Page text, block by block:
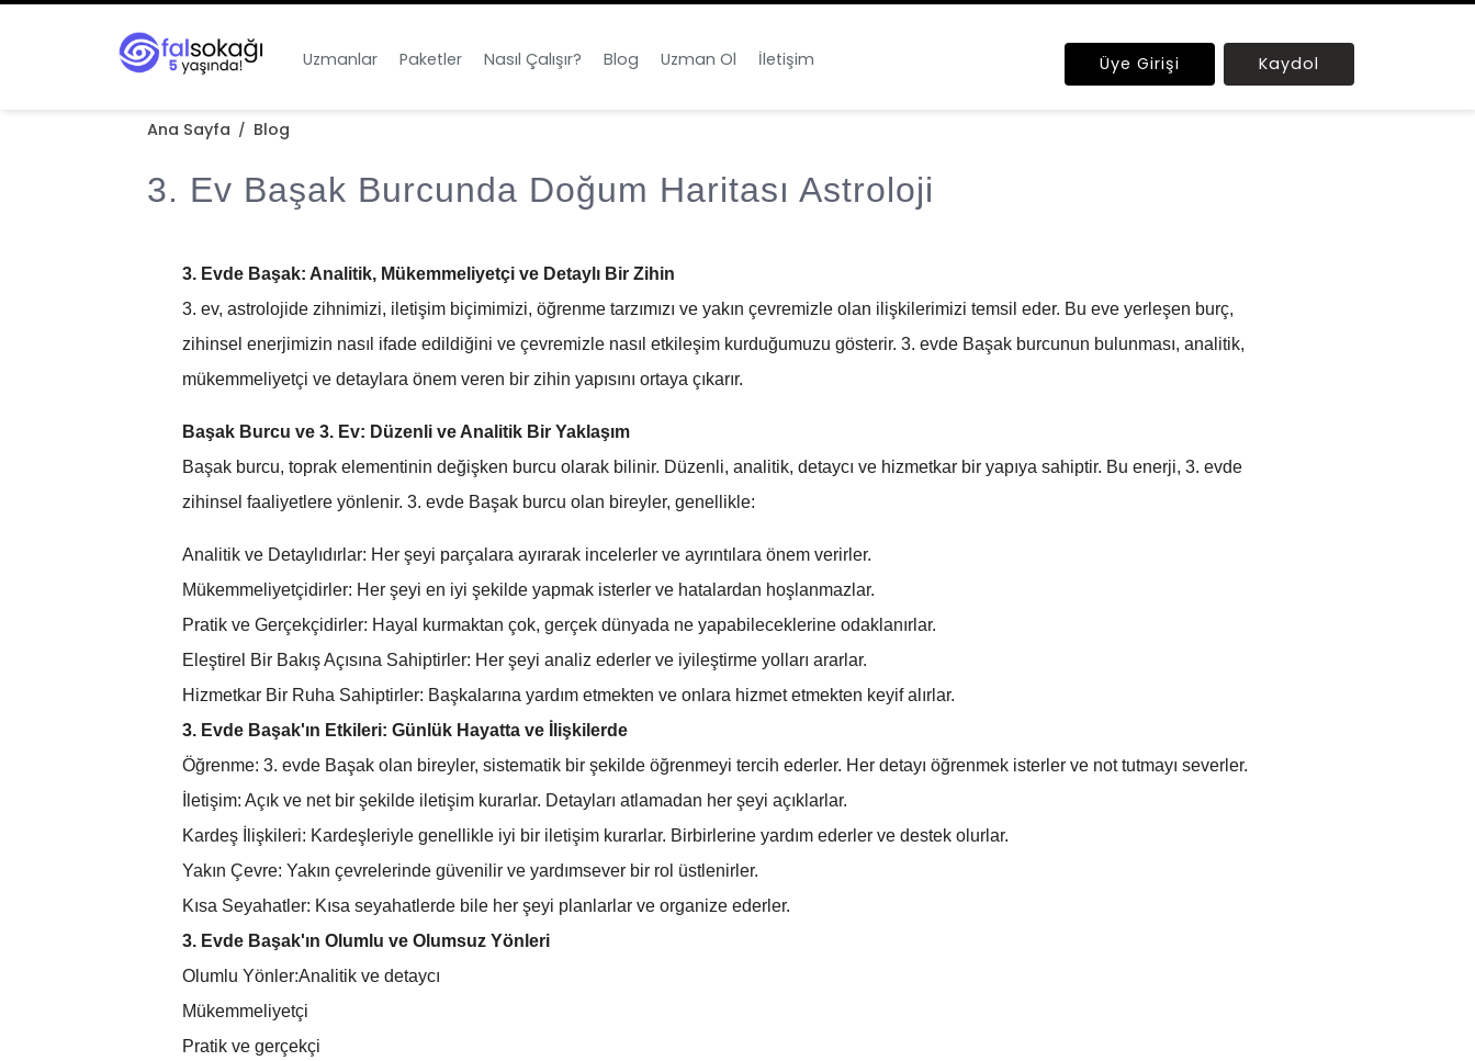
Uzmanlar Paketler Nasıl Çalışır? Blog Uzman Ol İletişim Üye Girişi Kaydol
Ana Sayfa / Blog
3. Ev Başak Burcunda Doğum Haritası Astroloji
3. Evde Başak: Analitik, Mükemmeliyetçi ve Detaylı Bir Zihin
3. ev, astrolojide zihnimizi, iletişim biçimimizi, öğrenme tarzımızı ve yakın çevremizle olan ilişkilerimizi temsil eder. Bu eve yerleşen burç,
zihinsel enerjimizin nasıl ifade edildiğini ve çevremizle nasıl etkileşim kurduğumuzu gösterir. 3. evde Başak burcunun bulunması, analitik,
mükemmeliyetçi ve detaylara önem veren bir zihin yapısını ortaya çıkarır.
Başak Burcu ve 3. Ev: Düzenli ve Analitik Bir Yaklaşım
Başak burcu, toprak elementinin değişken burcu olarak bilinir. Düzenli, analitik, detaycı ve hizmetkar bir yapıya sahiptir. Bu enerji, 3. evde
zihinsel faaliyetlere yönlenir. 3. evde Başak burcu olan bireyler, genellikle:
Analitik ve Detaylıdırlar: Her şeyi parçalara ayırarak incelerler ve ayrıntılara önem verirler.
Mükemmeliyetçidirler: Her şeyi en iyi şekilde yapmak isterler ve hatalardan hoşlanmazlar.
Pratik ve Gerçekçidirler: Hayal kurmaktan çok, gerçek dünyada ne yapabileceklerine odaklanırlar.
Eleştirel Bir Bakış Açısına Sahiptirler: Her şeyi analiz ederler ve iyileştirme yolları ararlar.
Hizmetkar Bir Ruha Sahiptirler: Başkalarına yardım etmekten ve onlara hizmet etmekten keyif alırlar.
3. Evde Başak'ın Etkileri: Günlük Hayatta ve İlişkilerde
Öğrenme: 3. evde Başak olan bireyler, sistematik bir şekilde öğrenmeyi tercih ederler. Her detayı öğrenmek isterler ve not tutmayı severler.
İletişim: Açık ve net bir şekilde iletişim kurarlar. Detayları atlamadan her şeyi açıklarlar.
Kardeş İlişkileri: Kardeşleriyle genellikle iyi bir iletişim kurarlar. Birbirlerine yardım ederler ve destek olurlar.
Yakın Çevre: Yakın çevrelerinde güvenilir ve yardımsever bir rol üstlenirler.
Kısa Seyahatler: Kısa seyahatlerde bile her şeyi planlarlar ve organize ederler.
3. Evde Başak'ın Olumlu ve Olumsuz Yönleri
Olumlu Yönler:Analitik ve detaycı
Mükemmeliyetçi
Pratik ve gerçekçi